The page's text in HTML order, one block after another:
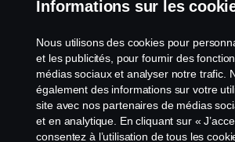
© Copyright Scania 2026 All Rights
Scania Luxembourg - Rue Gabriël
L-5365 Münsbach- Tél: +352 34 18 11
Informations sur les
Nous utilisons des cookies pour
et les publicités, pour fournir des
médias sociaux et analyser notre trafic.
également des informations sur votre
site avec nos partenaires de médias
et en analytique. En cliquant sur «
consentez à l’utilisation de tous les